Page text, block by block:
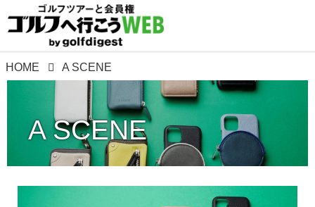
HOME A SCENE
A SCENE